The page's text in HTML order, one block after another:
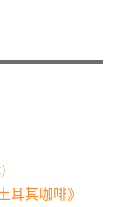
耳其咖啡》